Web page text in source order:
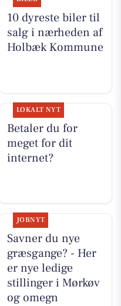
10 dyreste biler til
salg i nærheden af
Holbæk Kommune
LOKALT NYT
Betaler du for
meget for dit
internet?
JOBNYT
Savner du nye
græsgange? - Her
er nye ledige
stillinger i Mørkøv
og omegn